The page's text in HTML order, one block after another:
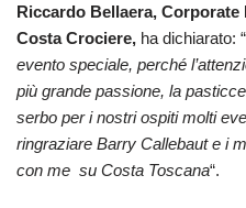
Riccardo Bellaera,
Costa Crociere, ha dichiarato: “
evento speciale, perché
più grande passione, la
serbo per i nostri ospiti molti
ringraziare Barry Callebaut e i
con me su Costa Toscana“.